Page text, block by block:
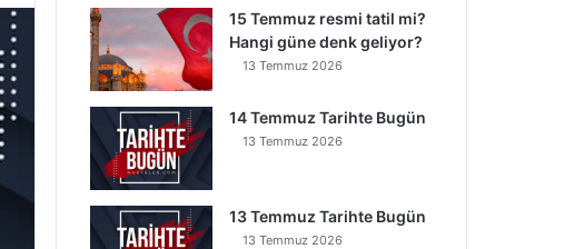
15 Temmuz resmi tatil mi?
Hangi güne denk geliyor?
13 Temmuz 2026
14 Temmuz Tarihte Bugün
13 Temmuz 2026
13 Temmuz Tarihte Bugün
13 Temmuz 2026